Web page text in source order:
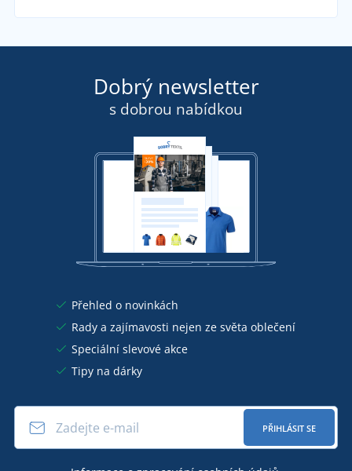
Dobrý newsletter
s dobrou nabídkou
Přehled o novinkách
Rady a zajímavosti nejen ze světa oblečení
Speciální slevové akce
Tipy na dárky
PŘIHLÁSIT SE